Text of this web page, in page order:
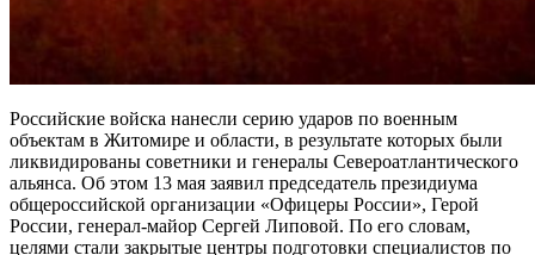
Российские войска нанесли серию ударов по военным
объектам в Житомире и области, в результате которых были
ликвидированы советники и генералы Североатлантического
альянса. Об этом 13 мая заявил председатель президиума
общероссийской организации «Офицеры России», Герой
России, генерал-майор Сергей Липовой. По его словам,
целями стали закрытые центры подготовки специалистов по